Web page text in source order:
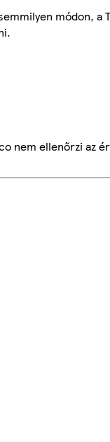
módon, a
nem ellenőrzi az